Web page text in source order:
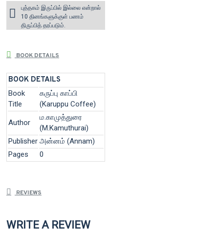
புத்தகம் இருப்பில் இல்லை என்றால்
10 தினங்களுக்குள் பணம்
திருப்பித் தரப்படும்.
BOOK DETAILS
BOOK DETAILS
Book
Title
கருப்பு காப்பி
(Karuppu Coffee)
Author
ம.காமுத்துரை
(M.Kamuthurai)
Publisher அன்னம் (Annam)
Pages
0
REVIEWS
WRITE A REVIEW